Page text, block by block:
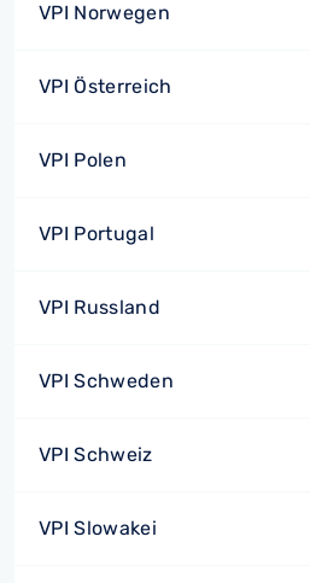
VPI Norwegen
VPI Österreich
VPI Polen
VPI Portugal
VPI Russland
VPI Schweden
VPI Schweiz
VPI Slowakei